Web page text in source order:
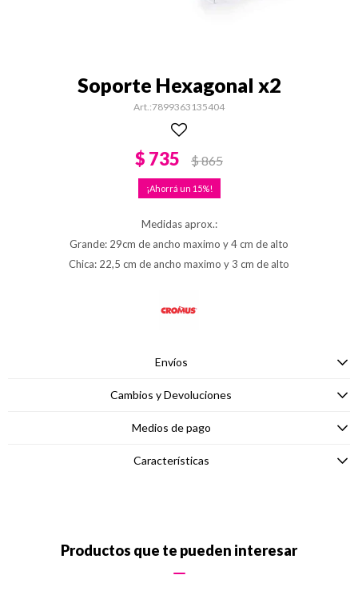
Soporte Hexagonal x2
7899363135404
$ 735 $865
15
Medidas aprox.:
Grande: 29cm de ancho maximo y 4 cm de alto
Chica: 22,5 cm de ancho maximo y 3 cm de alto
Envíos
Cambios y Devoluciones
Medios de pago
Características
Productos que te pueden interesar